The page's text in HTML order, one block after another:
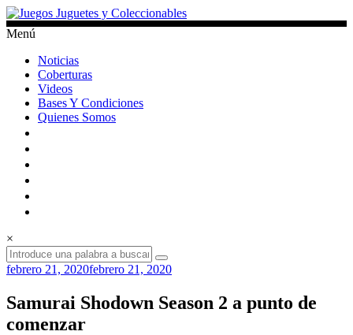
Saltar
al
contenido
Juguetes
Coleccionables
Noticias
para
coleccionistas.
Menú
Noticias
Coberturas
Videos
Bases Y Condiciones
Quienes Somos
×
febrero 21, 2020febrero 21, 2020
Samurai Shodown Season 2 a punto de
comenzar